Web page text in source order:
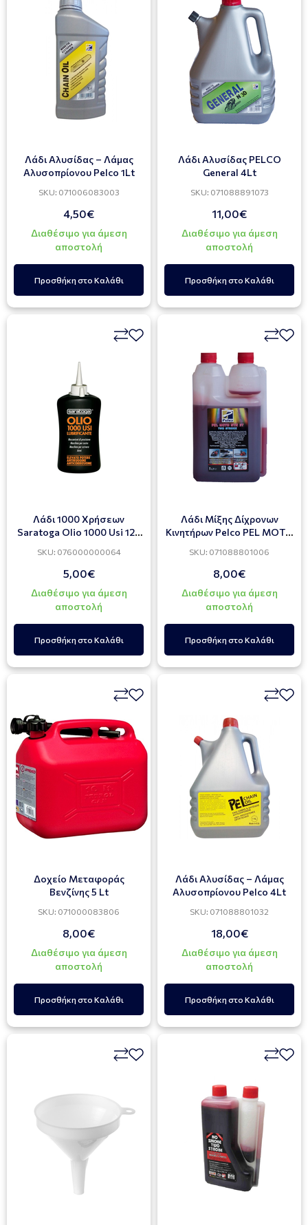
Λάδι Αλυσίδας – Λάμας
Αλυσοπρίονου Pelco 1Lt
SKU: 071006083003
4,50€
Διαθέσιμο για άμεση
αποστολή
Προσθήκη στο Καλάθι
Λάδι Αλυσίδας PELCO
General 4Lt
SKU: 071088891073
11,00€
Διαθέσιμο για άμεση
αποστολή
Προσθήκη στο Καλάθι
Λάδι 1000 Χρήσεων
Saratoga Olio 1000 Usi 125
SKU: 076000000064
5,00€
Διαθέσιμο για άμεση
αποστολή
Προσθήκη στο Καλάθι
Λάδι Μίξης Δίχρονων
Κινητήρων Pelco PEL MOTO
SKU: 071088801006
8,00€
Διαθέσιμο για άμεση
αποστολή
Προσθήκη στο Καλάθι
Δοχείο Μεταφοράς
Βενζίνης 5 Lt
SKU: 071000083806
8,00€
Διαθέσιμο για άμεση
αποστολή
Προσθήκη στο Καλάθι
Λάδι Αλυσίδας – Λάμας
Αλυσοπρίονου Pelco 4Lt
SKU: 071088801032
18,00€
Διαθέσιμο για άμεση
αποστολή
Προσθήκη στο Καλάθι